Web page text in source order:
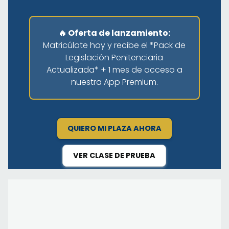
🔥 Oferta de lanzamiento:
Matricúlate hoy y recibe el *Pack de
Legislación Penitenciaria
Actualizada* + 1 mes de acceso a
nuestra App Premium.
QUIERO MI PLAZA AHORA
VER CLASE DE PRUEBA